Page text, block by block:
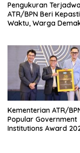
Pengukuran
ATR/BPN Beri
Waktu, Warga
Kementerian ATR/
Popular Government
Institutions Award